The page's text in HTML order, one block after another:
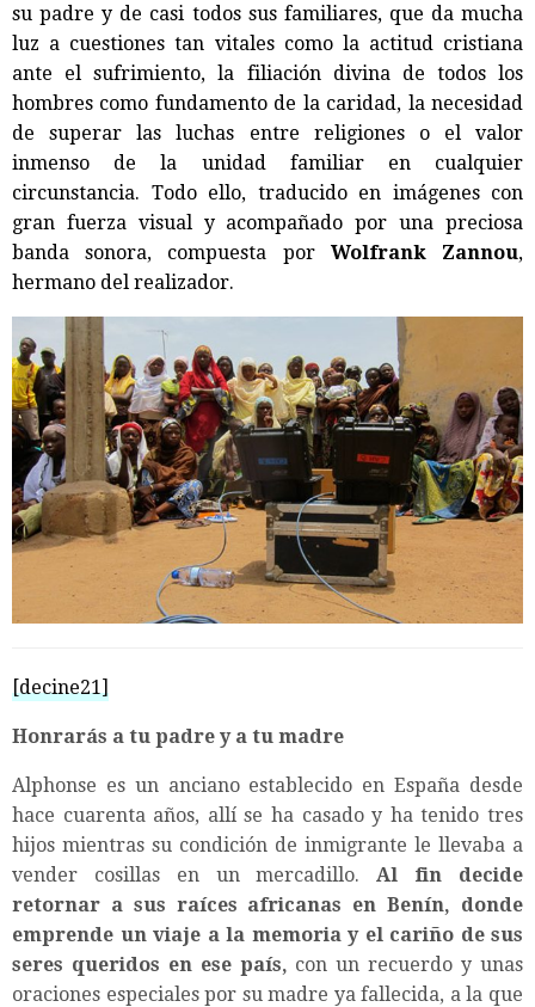
su padre y de casi todos sus familiares, que da mucha
luz a cuestiones tan vitales como la actitud cristiana
ante el sufrimiento, la filiación divina de todos los
hombres como fundamento de la caridad, la necesidad
de superar las luchas entre religiones o el valor
inmenso de la unidad familiar en cualquier
circunstancia. Todo ello, traducido en imágenes con
gran fuerza visual y acompañado por una preciosa
banda sonora, compuesta por Wolfrank Zannou,
hermano del realizador.
[decine21]
Honrarás a tu padre y a tu madre
Alphonse es un anciano establecido en España desde
hace cuarenta años, allí se ha casado y ha tenido tres
hijos mientras su condición de inmigrante le llevaba a
vender cosillas en un mercadillo. Al fin decide
retornar a sus raíces africanas en Benín, donde
emprende un viaje a la memoria y el cariño de sus
seres queridos en ese país, con un recuerdo y unas
oraciones especiales por su madre ya fallecida, a la que